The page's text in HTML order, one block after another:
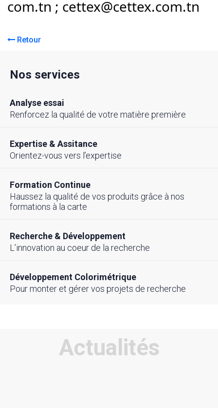
com.tn ; cettex@cettex.com.tn
Retour
Nos services
Analyse essai
Renforcez la qualité de votre matière première
Expertise & Assitance
Orientez-vous vers l’expertise
Formation Continue
Haussez la qualité de vos produits grâce à nos
formations à la carte
Recherche & Développement
L’innovation au coeur de la recherche
Développement Colorimétrique
Pour monter et gérer vos projets de recherche
Actualités